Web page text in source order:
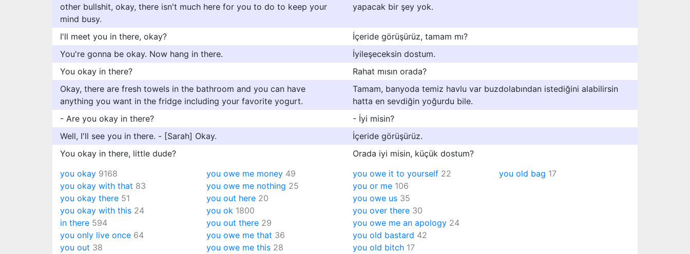
other bullshit, okay, there isn't much here for you to do to keep your
mind busy.
yapacak bir şey yok.
I'll meet you in there, okay?
İçeride görüşürüz, tamam mı?
You're gonna be okay. Now hang in there.
İyileşeceksin dostum.
You okay in there?
Rahat mısın orada?
Okay, there are fresh towels in the bathroom and you can have
anything you want in the fridge including your favorite yogurt.
Tamam, banyoda temiz havlu var buzdolabından istediğini alabilirsin
hatta en sevdiğin yoğurdu bile.
- Are you okay in there?
- İyi misin?
Well, I'll see you in there. - [Sarah] Okay.
İçeride görüşürüz.
You okay in there, little dude?
Orada iyi misin, küçük dostum?
you okay 9168
you okay with that 83
you okay there 51
you okay with this 24
in there 594
you only live once 64
you out 38
you owe me money 49
you owe me nothing 25
you out here 20
you ok 1800
you out there 29
you owe me that 36
you owe me this 28
you owe it to yourself 22
you or me 106
you owe us 35
you over there 30
you owe me an apology 24
you old bastard 42
you old bitch 17
you old bag 17